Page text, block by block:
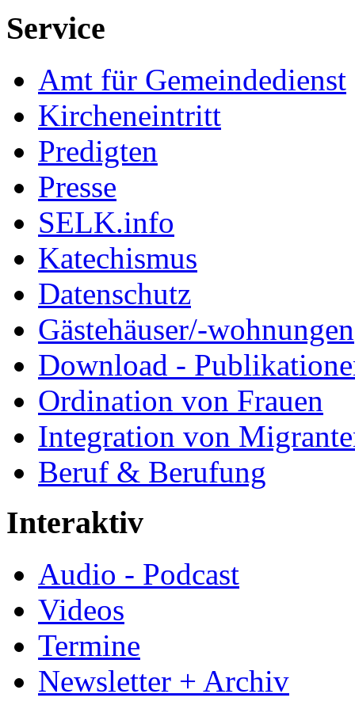
Service
Amt für Gemeindedienst
Kircheneintritt
Predigten
Presse
SELK.info
Katechismus
Datenschutz
Gästehäuser/-wohnungen
Download -
Ordination von Frauen
Integration von
Beruf & Berufung
Interaktiv
Audio - Podcast
Videos
Termine
Newsletter + Archiv